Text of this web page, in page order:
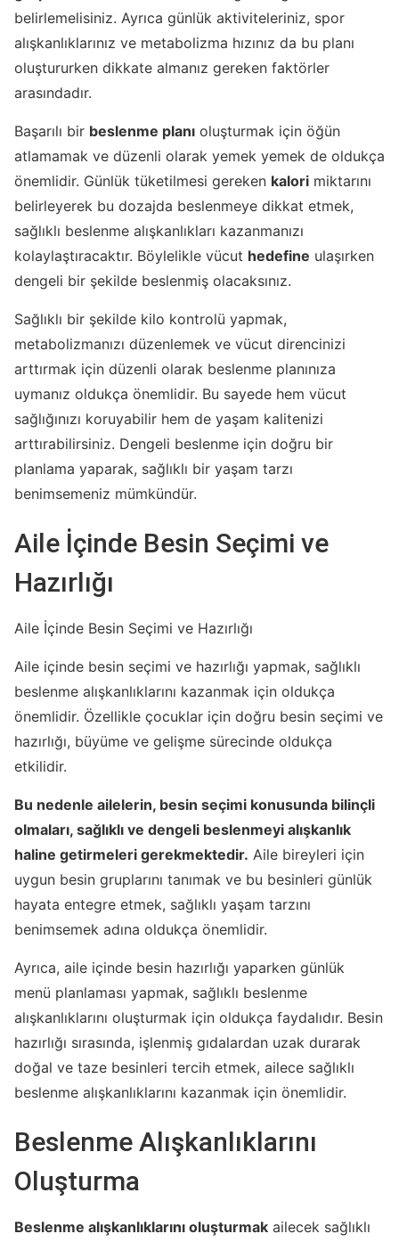
belirlemelisiniz. Ayrıca günlük aktiviteleriniz, spor
alışkanlıklarınız ve metabolizma hızınız da bu planı
oluştururken dikkate almanız gereken faktörler
arasındadır.
Başarılı bir beslenme planı oluşturmak için öğün
atlamamak ve düzenli olarak yemek yemek de oldukça
önemlidir. Günlük tüketilmesi gereken kalori miktarını
belirleyerek bu dozajda beslenmeye dikkat etmek,
sağlıklı beslenme alışkanlıkları kazanmanızı
kolaylaştıracaktır. Böylelikle vücut hedefine ulaşırken
dengeli bir şekilde beslenmiş olacaksınız.
Sağlıklı bir şekilde kilo kontrolü yapmak,
metabolizmanızı düzenlemek ve vücut direncinizi
arttırmak için düzenli olarak beslenme planınıza
uymanız oldukça önemlidir. Bu sayede hem vücut
sağlığınızı koruyabilir hem de yaşam kalitenizi
arttırabilirsiniz. Dengeli beslenme için doğru bir
planlama yaparak, sağlıklı bir yaşam tarzı
benimsemeniz mümkündür.
Aile İçinde Besin Seçimi ve
Hazırlığı
Aile İçinde Besin Seçimi ve Hazırlığı
Aile içinde besin seçimi ve hazırlığı yapmak, sağlıklı
beslenme alışkanlıklarını kazanmak için oldukça
önemlidir. Özellikle çocuklar için doğru besin seçimi ve
hazırlığı, büyüme ve gelişme sürecinde oldukça
etkilidir.
Bu nedenle ailelerin, besin seçimi konusunda bilinçli
olmaları, sağlıklı ve dengeli beslenmeyi alışkanlık
haline getirmeleri gerekmektedir. Aile bireyleri için
uygun besin gruplarını tanımak ve bu besinleri günlük
hayata entegre etmek, sağlıklı yaşam tarzını
benimsemek adına oldukça önemlidir.
Ayrıca, aile içinde besin hazırlığı yaparken günlük
menü planlaması yapmak, sağlıklı beslenme
alışkanlıklarını oluşturmak için oldukça faydalıdır. Besin
hazırlığı sırasında, işlenmiş gıdalardan uzak durarak
doğal ve taze besinleri tercih etmek, ailece sağlıklı
beslenme alışkanlıklarını kazanmak için önemlidir.
Beslenme Alışkanlıklarını
Oluşturma
Beslenme alışkanlıklarını oluşturmak ailecek sağlıklı